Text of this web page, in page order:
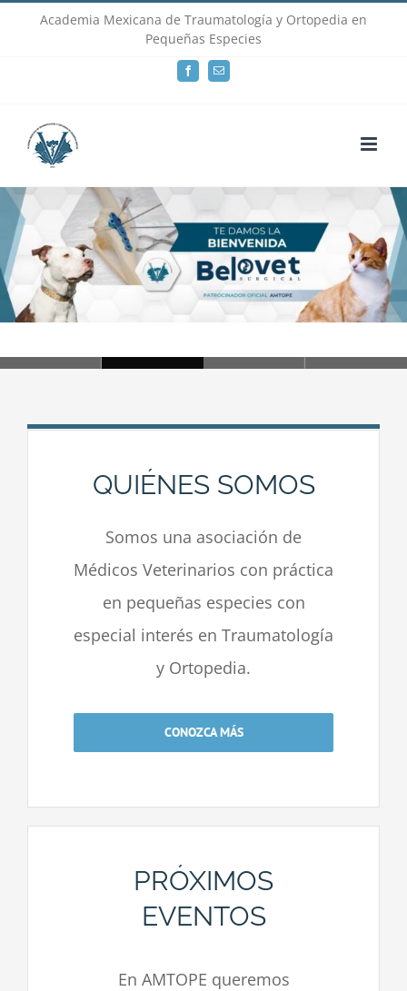
Academia Mexicana de Traumatología y Ortopedia en
Pequeñas Especies
FacebookEmail
Loading...
QUIÉNES SOMOS
Somos una asociación de
Médicos Veterinarios con práctica
en pequeñas especies con
especial interés en Traumatología
y Ortopedia.
CONOZCA MÁS
PRÓXIMOS
EVENTOS
En AMTOPE queremos